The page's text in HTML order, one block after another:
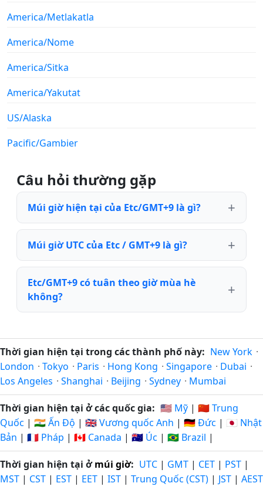
America/Metlakatla
America/Nome
America/Sitka
America/Yakutat
US/Alaska
Pacific/Gambier
Câu hỏi thường gặp
Múi giờ hiện tại của Etc/GMT+9 là gì?
Múi giờ UTC của Etc / GMT+9 là gì?
Etc/GMT+9 có tuân theo giờ mùa hè
không?
Thời gian hiện tại trong các thành phố này: New York ·
London · Tokyo · Paris · Hong Kong · Singapore · Dubai ·
Los Angeles · Shanghai · Beijing · Sydney · Mumbai
Thời gian hiện tại ở các quốc gia: 🇺🇸 Mỹ | 🇨🇳 Trung
Quốc | 🇮🇳 Ấn Độ | 🇬🇧 Vương quốc Anh | 🇩🇪 Đức | 🇯🇵 Nhật
Bản | 🇫🇷 Pháp | 🇨🇦 Canada | 🇦🇺 Úc | 🇧🇷 Brazil |
Thời gian hiện tại ởmúi giờ: UTC | GMT | CET | PST |
MST | CST | EST | EET | IST | Trung Quốc (CST) | JST | AEST